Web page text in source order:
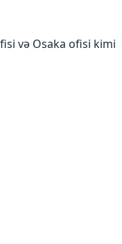
və Osaka ofisi kimi